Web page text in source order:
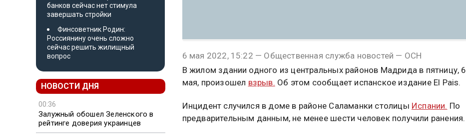
банков сейчас нет стимула
завершать стройки
Финсоветник Родин:
Россиянину очень сложно
сейчас решить жилищный
вопрос
НОВОСТИ ДНЯ
00:36
Залужный обошел Зеленского в
рейтинге доверия украинцев
6 мая 2022, 15:22 — Общественная служба новостей — ОСН
В жилом здании одного из центральных районов Мадрида в пятницу, 6
мая, произошел взрыв. Об этом сообщает испанское издание El Pais.
Инцидент случился в доме в районе Саламанки столицы Испании. По
предварительным данным, не менее шести человек получили ранения.